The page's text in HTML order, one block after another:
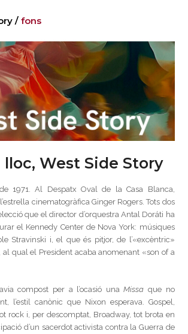
/fons
lloc, West Side Story
1971. Al Despatx Oval de la Casa Blanca,
cinematogràfica Ginger Rogers. Tots dos
que el director d’orquestra Antal Doráti ha
el Kennedy Center de Nova York: músiques
Stravinski i, el que és pitjor, de l’«excèntric»
al qual el President acaba anomenant «son of a
compost per a l’ocasió unaMissaque no
l’estil canònic que Nixon esperava. Gospel,
rock i, per descomptat, Broadway, tot brota en
d’un sacerdot activista contra la Guerra de